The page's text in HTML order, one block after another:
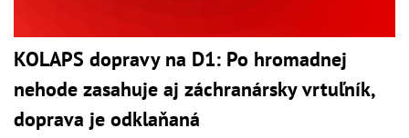
KOLAPS dopravy na D1: Po hromadnej
nehode zasahuje aj záchranársky vrtuľník,
doprava je odklaňaná